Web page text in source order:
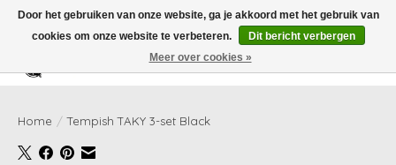
Verlanglijst
Home / Tempish TAKY 3-set Black
Door het gebruiken van onze website, ga je akkoord met het gebruik van
cookies om onze website te verbeteren.
Dit bericht verbergen
Meer over cookies »